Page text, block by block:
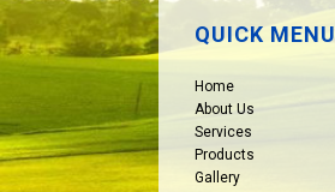
QUICK MENU
Home
About Us
Services
Products
Gallery